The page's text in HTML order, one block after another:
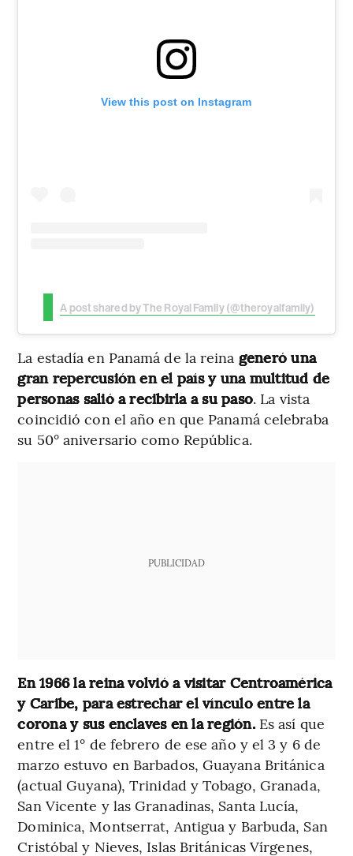
View this post on Instagram
A post shared by The Royal Family (@theroyalfamily)
La estadía en Panamá de la reina generó una
gran repercusión en el país y una multitud de
personas salió a recibirla a su paso. La vista
coincidió con el año en que Panamá celebraba
su 50° aniversario como República.
PUBLICIDAD
En 1966 la reina volvió a visitar Centroamérica
y Caribe, para estrechar el vínculo entre la
corona y sus enclaves en la región.Es así que
entre el 1° de febrero de ese año y el 3 y 6 de
marzo estuvo en Barbados, Guayana Británica
(actual Guyana), Trinidad y Tobago, Granada,
San Vicente y las Granadinas, Santa Lucía,
Dominica, Montserrat, Antigua y Barbuda, San
Cristóbal y Nieves, Islas Británicas Vírgenes,